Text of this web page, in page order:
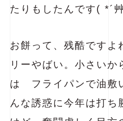
たりもしたんです( *´
お餅って、残酷です
リーやばい。小さい
は フライパンで油敷
んな誘惑に今年は打